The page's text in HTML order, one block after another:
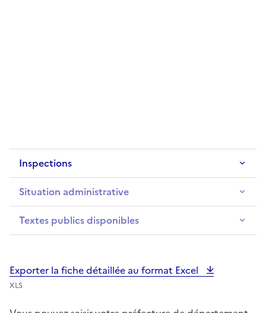
Inspections
Situation administrative
Textes publics disponibles
Exporter la fiche détaillée au format Excel
XLS